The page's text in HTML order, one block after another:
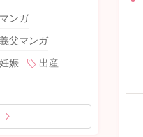
ンガ
父マンガ
妊娠
出産